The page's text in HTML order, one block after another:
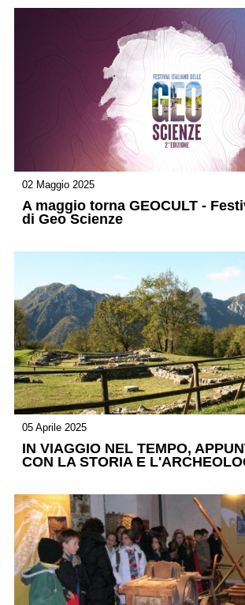
02 Maggio 2025
A maggio torna GEOCULT -
di Geo Scienze
05 Aprile 2025
IN VIAGGIO NEL TEMPO,
CON LA STORIA E